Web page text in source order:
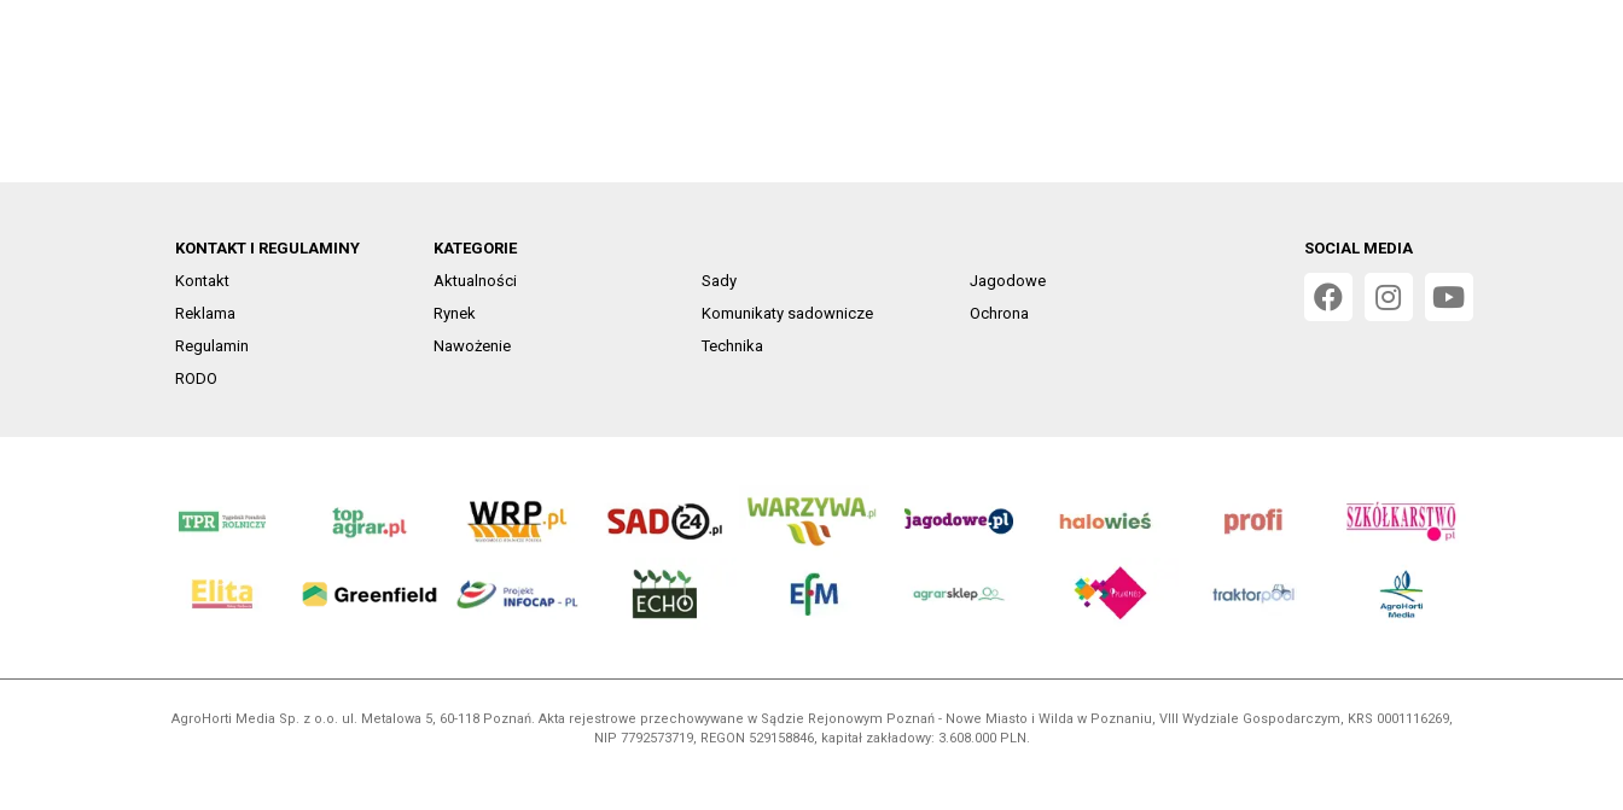
KONTAKT I REGULAMINY
Kontakt
Reklama
Regulamin
RODO
KATEGORIE
Aktualności
Sady
Jagodowe
Rynek
Komunikaty sadownicze
Ochrona
Nawożenie
Technika
SOCIAL MEDIA
AgroHorti Media Sp. z o.o. ul. Metalowa 5, 60-118 Poznań. Akta rejestrowe przechowywane w Sądzie Rejonowym Poznań - Nowe Miasto i Wilda w Poznaniu, VIII Wydziale Gospodarczym, KRS 0001116269,
NIP 7792573719, REGON 529158846, kapitał zakładowy: 3.608.000 PLN.